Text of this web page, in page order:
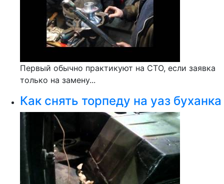
Первый обычно практикуют на СТО, если заявка
только на замену...
Как снять торпеду на уаз буханка